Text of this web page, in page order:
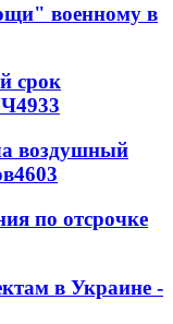
военному в
срок
4933
воздушный
4603
по отсрочке
в Украине -